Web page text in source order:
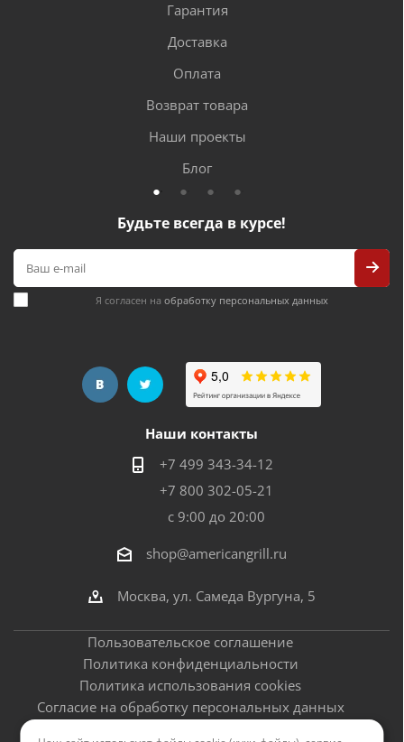
Гарантия
Доставка
Оплата
Возврат товара
Наши проекты
Блог
Будьте всегда в курсе!
Я согласен на обработку персональных данных
Наши контакты
+7 499 343-34-12
+7 800 302-05-21
с 9:00 до 20:00
shop@americangrill.ru
Москва, ул. Самеда Вургуна, 5
Пользовательское соглашение
Политика конфиденциальности
Политика использования cookies
Согласие на обработку персональных данных